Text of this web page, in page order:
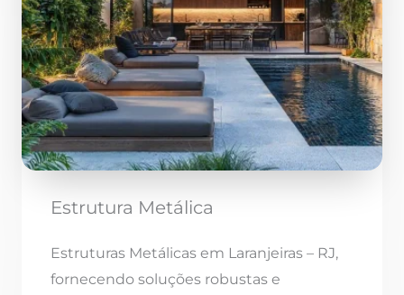
Estrutura Metálica
Estruturas Metálicas em Laranjeiras – RJ,
fornecendo soluções robustas e